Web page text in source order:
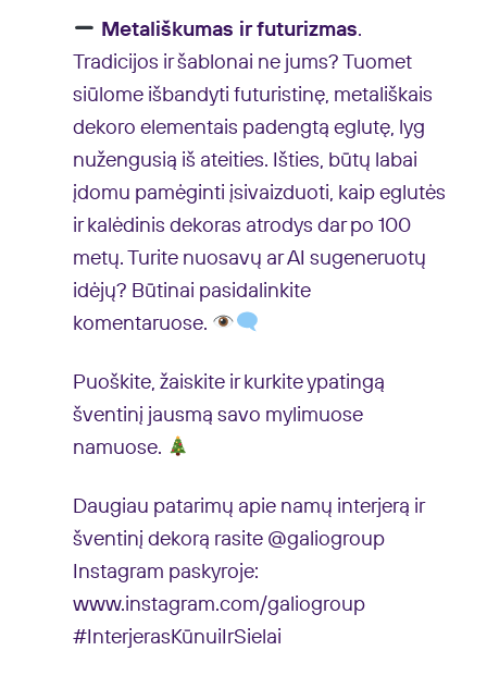
Metališkumas ir futurizmas.
Tradicijos ir šablonai ne jums? Tuomet
siūlome išbandyti futuristinę, metališkais
dekoro elementais padengtą eglutę, lyg
nužengusią iš ateities. Išties, būtų labai
įdomu pamėginti įsivaizduoti, kaip eglutės
ir kalėdinis dekoras atrodys dar po 100
metų. Turite nuosavų ar AI sugeneruotų
idėjų? Būtinai pasidalinkite
komentaruose.
Puoškite, žaiskite ir kurkite ypatingą
šventinį jausmą savo mylimuose
namuose.
Daugiau patarimų apie namų interjerą ir
šventinį dekorą rasite @galiogroup
Instagram paskyroje:
www.instagram.com/galiogroup
#InterjerasKūnuiIrSielai